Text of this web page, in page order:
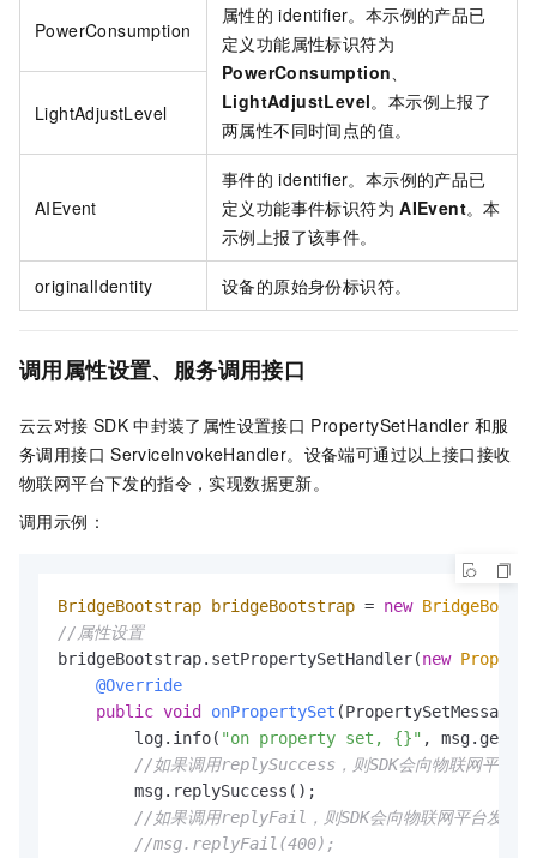
PowerConsumption
属性的 identifier。本示例的产品已
定义功能属性标识符为
PowerConsumption
LightAdjustLevel。本示例上报了
两属性不同时间点的值。
LightAdjustLevel
AIEvent
事件的 identifier。本示例的产品已
定义功能事件标识符为 AIEvent。本
示例上报了该事件。
originalIdentity 设备的原始身份标识符。
调用属性设置、服务调用接口
云云对接 SDK 中封装了属性设置接口 PropertySetHandler 和服
务调用接口 ServiceInvokeHandler。设备端可通过以上接口接收
物联网平台下发的指令，实现数据更新。
调用示例：
BridgeBootstrap bridgeBootstrap = new
//属性设置
bridgeBootstrap.setPropertySetHandler(new
@Override
public void onPropertySet (PropertySetMessage
        log.info(
"on property set, {}" ,
//如果调用replySuccess，则SDK会向物联网平
        msg.replySuccess();
//如果调用replyFail，则SDK会向物联网平台发
//msg.replyFail(400);